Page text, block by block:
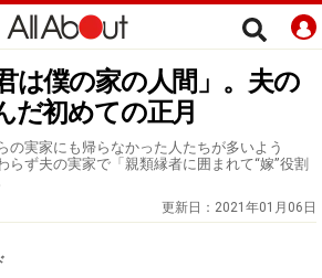
は僕の家の人間」。夫の
だ初めての正月
の実家にも帰らなかった人たちが多いよう
らず夫の実家で「親類縁者に囲まれて“嫁”役割
更新日： 2021年01月06日